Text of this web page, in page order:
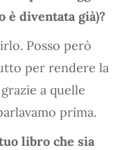
è diventata già)?
Posso però
per rendere la
a quelle
prima.
libro che sia